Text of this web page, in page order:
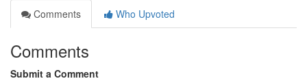
Comments
Who Upvoted
Comments
Submit a Comment